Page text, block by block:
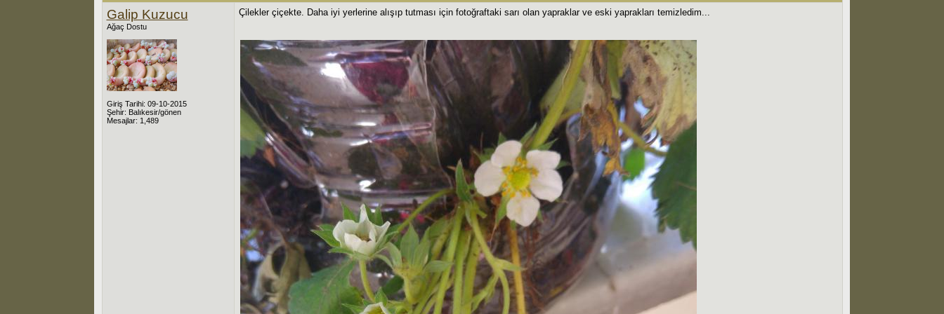
Galip Kuzucu
Ağaç Dostu
Giriş Tarihi: 09-10-2015
Şehir: Balıkesir/gönen
Mesajlar: 1,489
Çilekler çiçekte. Daha iyi yerlerine alışıp tutması için fotoğraftaki sarı olan yapraklar ve eski yaprakları temizledim...